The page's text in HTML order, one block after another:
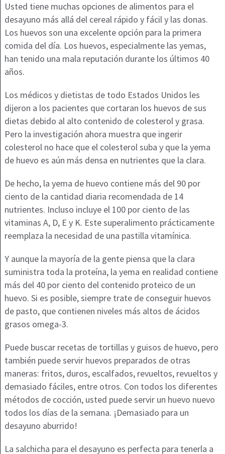
Usted tiene muchas opciones de alimentos para el
desayuno más allá del cereal rápido y fácil y las donas.
Los huevos son una excelente opción para la primera
comida del día. Los huevos, especialmente las yemas,
han tenido una mala reputación durante los últimos 40
años.
Los médicos y dietistas de todo Estados Unidos les
dijeron a los pacientes que cortaran los huevos de sus
dietas debido al alto contenido de colesterol y grasa.
Pero la investigación ahora muestra que ingerir
colesterol no hace que el colesterol suba y que la yema
de huevo es aún más densa en nutrientes que la clara.
De hecho, la yema de huevo contiene más del 90 por
ciento de la cantidad diaria recomendada de 14
nutrientes. Incluso incluye el 100 por ciento de las
vitaminas A, D, E y K. Este superalimento prácticamente
reemplaza la necesidad de una pastilla vitamínica.
Y aunque la mayoría de la gente piensa que la clara
suministra toda la proteína, la yema en realidad contiene
más del 40 por ciento del contenido proteico de un
huevo. Si es posible, siempre trate de conseguir huevos
de pasto, que contienen niveles más altos de ácidos
grasos omega-3.
Puede buscar recetas de tortillas y guisos de huevo, pero
también puede servir huevos preparados de otras
maneras: fritos, duros, escalfados, revueltos, revueltos y
demasiado fáciles, entre otros. Con todos los diferentes
métodos de cocción, usted puede servir un huevo nuevo
todos los días de la semana. ¡Demasiado para un
desayuno aburrido!
La salchicha para el desayuno es perfecta para tenerla a